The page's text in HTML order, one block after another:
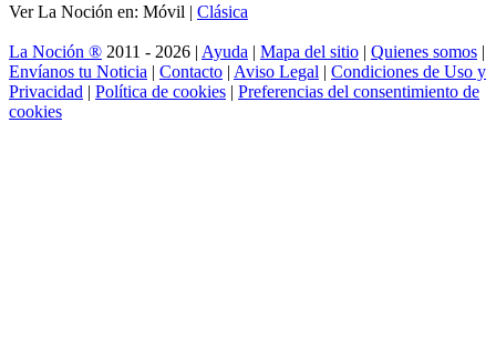
Ver La Noción en: Móvil | Clásica
La Noción ® 2011 - 2026 | Ayuda | Mapa del sitio | Quienes somos |
Envíanos tu Noticia | Contacto | Aviso Legal | Condiciones de Uso y
Privacidad | Política de cookies | Preferencias del consentimiento de
cookies